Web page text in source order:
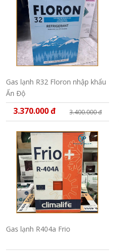
Gas lạnh R32 Floron nhập khẩu
Ấn Độ
3.370.000 đ 3.400.000 đ
Gas lạnh R404a Frio